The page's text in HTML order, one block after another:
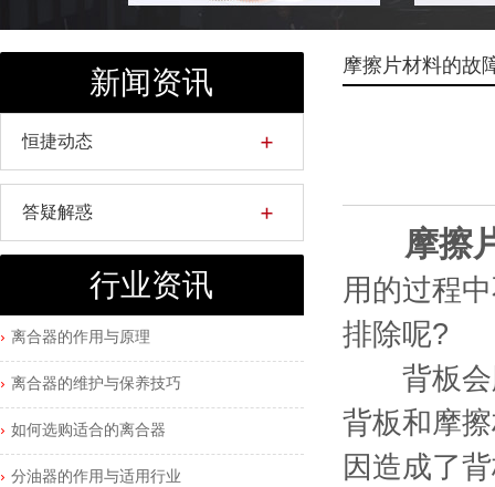
新闻资讯
恒捷动态
答疑解惑
行业资讯
离合器的作用与原理
离合器的维护与保养技巧
如何选购适合的离合器
分油器的作用与适用行业
摩擦片材料的故
摩擦
用的过程
排除呢?
背板会脱
背板和摩
因造成了